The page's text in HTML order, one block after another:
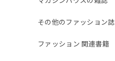
その他のファッション誌
ファッション 関連書籍